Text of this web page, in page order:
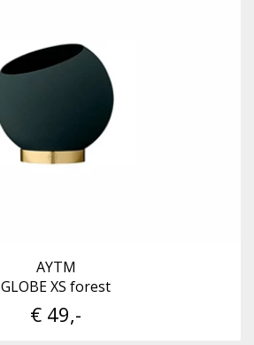
AYTM
GLOBE XS forest
€ 49,-